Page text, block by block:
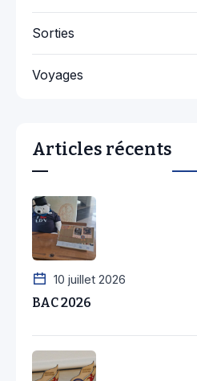
Sorties
Voyages
Articles récents
10 juillet 2026
BAC 2026